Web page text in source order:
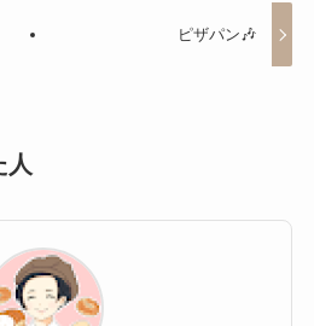
ピザパン🎶
人